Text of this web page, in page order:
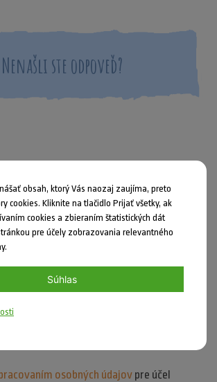
Nenašli ste odpoveď?
osobných údajov pre účel
obsah, ktorý Vás naozaj zaujíma, preto
cookies. Kliknite na tlačidlo Prijať všetky, ak
cookies a zbieraním štatistických dát
pre účely zobrazovania relevantného
Súhlas